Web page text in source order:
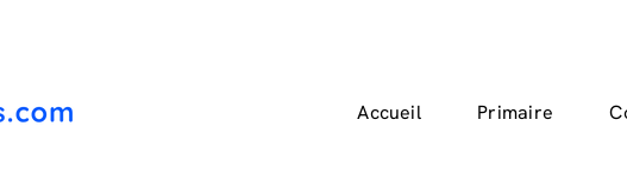
Accueil Primaire